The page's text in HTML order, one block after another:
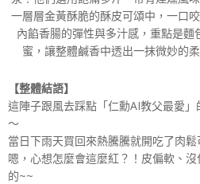
一層層金黃酥脆的酥皮可頌中，一口
內餡香腸的彈性與多汁感，重點是
蜜，讓整體鹹香中透出一抹微妙的
【整體結語】
這陣子跟風去踩點「仁勳AI教父最愛」
～
當日下雨天買回來熱騰騰就開吃了肉
嗯，心想怎麼會這麼紅？！皮偏軟、
的~~